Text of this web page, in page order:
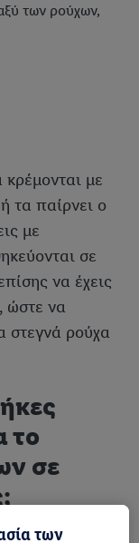
των ρούχων,
κρέμονται με
τα παίρνει ο
με
σε
να έχεις
ώστε να
στεγνά ρούχα
το
σε
των